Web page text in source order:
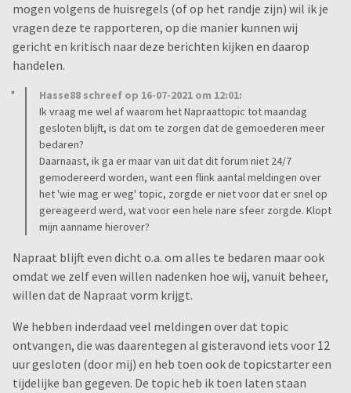
mogen volgens de huisregels (of op het randje zijn) wil ik je
vragen deze te rapporteren, op die manier kunnen wij
gericht en kritisch naar deze berichten kijken en daarop
handelen.
Hasse88 schreef op 16-07-2021 om 12:01:
Ik vraag me wel af waarom het Napraattopic tot maandag
gesloten blijft, is dat om te zorgen dat de gemoederen meer
bedaren?
Daarnaast, ik ga er maar van uit dat dit forum niet 24/7
gemodereerd worden, want een flink aantal meldingen over
het 'wie mag er weg' topic, zorgde er niet voor dat er snel op
gereageerd werd, wat voor een hele nare sfeer zorgde. Klopt
mijn aanname hierover?
Napraat blijft even dicht o.a. om alles te bedaren maar ook
omdat we zelf even willen nadenken hoe wij, vanuit beheer,
willen dat de Napraat vorm krijgt.
We hebben inderdaad veel meldingen over dat topic
ontvangen, die was daarentegen al gisteravond iets voor 12
uur gesloten (door mij) en heb toen ook de topicstarter een
tijdelijke ban gegeven. De topic heb ik toen laten staan